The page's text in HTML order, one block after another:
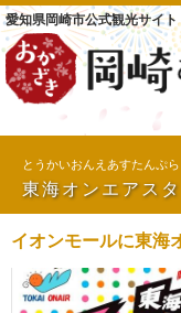
愛知県岡崎市公式観光サイト
とうかいおんえあすたんぷ
東海オンエアス
イオンモールに東海